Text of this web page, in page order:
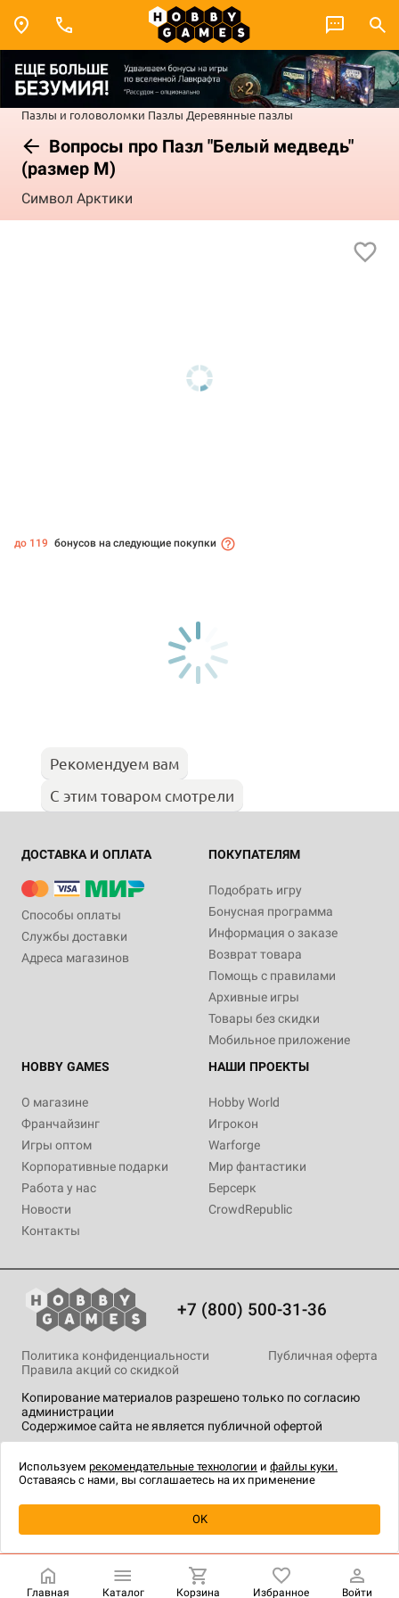
Пазлы и головоломки Пазлы Деревянные пазлы
Вопросы про Пазл "Белый медведь"
(размер M)
Символ Арктики
Уведомить о наличии
до 119 бонусов на следующие покупки
Рекомендуем вам
С этим товаром смотрели
ДОСТАВКА И ОПЛАТА
Способы оплаты
Службы доставки
Адреса магазинов
ПОКУПАТЕЛЯМ
Подобрать игру
Бонусная программа
Информация о заказе
Возврат товара
Помощь с правилами
Архивные игры
Товары без скидки
Мобильное приложение
HOBBY GAMES
О магазине
Франчайзинг
Игры оптом
Корпоративные подарки
Работа у нас
Новости
Контакты
НАШИ ПРОЕКТЫ
Hobby World
Игрокон
Warforge
Мир фантастики
Берсерк
CrowdRepublic
+7 (800) 500-31-36
Копирование материалов разрешено только по согласию
администрации
Содержимое сайта не является публичной офертой
Политика конфиденциальности
Публичная оферта
Правила акций со скидкой
технологии.
Главная Каталог Корзина Избранное Войти
Используем рекомендательные технологии и файлы куки.
Оставаясь с нами, вы соглашаетесь на их применение
OK